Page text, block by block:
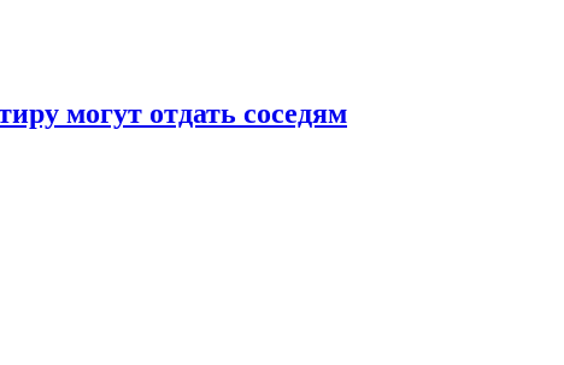
могут отдать соседям